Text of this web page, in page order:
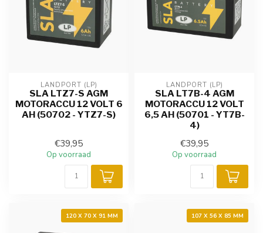
LANDPORT (LP)
SLA LTZ7-S AGM
MOTORACCU 12 VOLT 6
AH (50702 - YTZ7-S)
€39,95
Op voorraad
LANDPORT (LP)
SLA LT7B-4 AGM
MOTORACCU 12 VOLT
6,5 AH (50701 - YT7B-
4)
€39,95
Op voorraad
120 X 70 X 91 MM 107 X 56 X 85 MM